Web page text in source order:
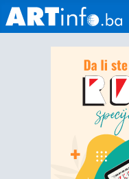
Početna
Kultura